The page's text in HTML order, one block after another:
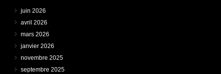
juin 2026
avril 2026
mars 2026
janvier 2026
novembre 2025
septembre 2025